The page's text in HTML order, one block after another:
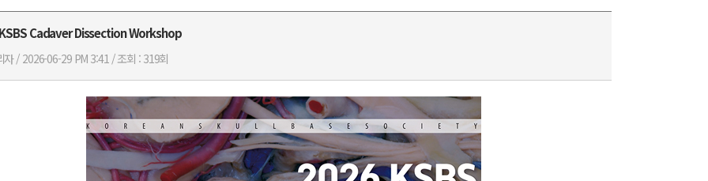
Cadaver Dissection Workshop
자 / 2026-06-29 PM 3:41 / 조회 : 319회